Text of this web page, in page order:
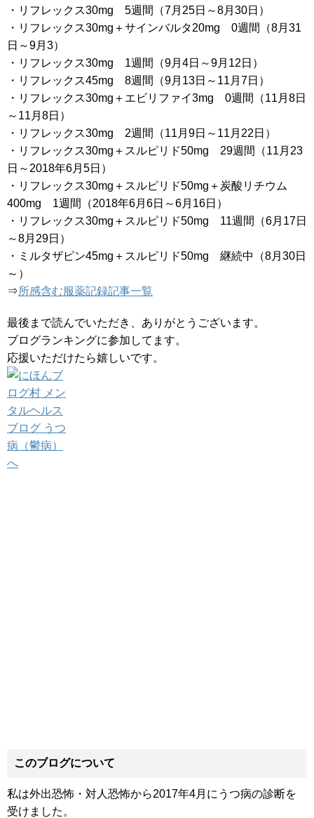
・リフレックス30mg 5週間（7月25日～8月30日）
・リフレックス30mg＋サインバルタ20mg 0週間（8月31
日～9月3）
・リフレックス30mg 1週間（9月4日～9月12日）
・リフレックス45mg 8週間（9月13日～11月7日）
・リフレックス30mg＋エビリファイ3mg 0週間（11月8日
～11月8日）
・リフレックス30mg 2週間（11月9日～11月22日）
・リフレックス30mg＋スルピリド50mg 29週間（11月23
日～2018年6月5日）
・リフレックス30mg＋スルピリド50mg＋炭酸リチウム
400mg 1週間（2018年6月6日～6月16日）
・リフレックス30mg＋スルピリド50mg 11週間（6月17日
～8月29日）
・ミルタザピン45mg＋スルピリド50mg 継続中（8月30日
～）
⇒所感含む服薬記録記事一覧
最後まで読んでいただき、ありがとうございます。
ブログランキングに参加してます。
応援いただけたら嬉しいです。
このブログについて
私は外出恐怖・対人恐怖から2017年4月にうつ病の診断を
受けました。